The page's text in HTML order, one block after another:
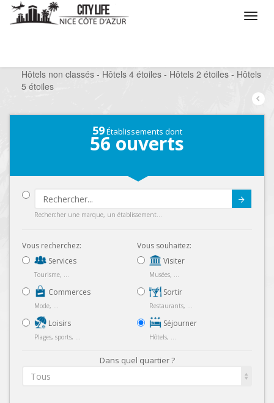
Hôtels non classés - Hôtels 4 étoiles - Hôtels 2 étoiles - Hôtels
5 étoiles
59Établissements dont
56 ouverts
Rechercher une marque, un établissement...
Vous recherchez:
Services
Tourisme, ...
Commerces
Mode, ...
Loisirs
Plages, sports, ...
Vous souhaitez:
Visiter
Musées, ...
Sortir
Restaurants, ...
Séjourner
Hôtels, ...
Dans quel quartier ?
Tous